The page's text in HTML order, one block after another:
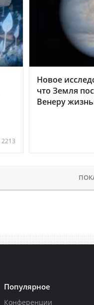
2213
Новое
что Земля
Венеру
Популярное
Конференции